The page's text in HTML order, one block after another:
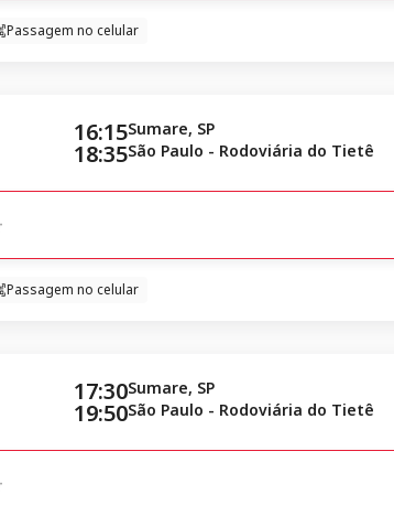
Passagem no celular
16:15
18:35
Sumare, SP
São Paulo - Rodoviária do Tietê
Passagem no celular
17:30
19:50
Sumare, SP
São Paulo - Rodoviária do Tietê